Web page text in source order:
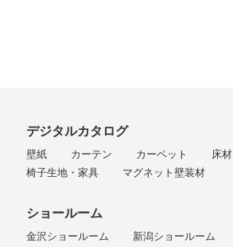
デジタルカタログ
壁紙 カーテン カーペット
床材
椅子生地・家具
マグネット壁装材
ショールーム
金沢ショールーム
新潟ショールーム